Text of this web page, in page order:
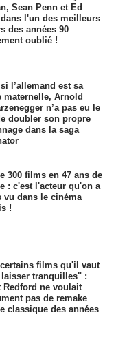
Sean Penn et Ed
l'un des meilleurs
des années 90
oublié !
si l’allemand est sa
maternelle, Arnold
n’a pas eu le
doubler son propre
dans la saga
300 films en 47 ans de
: c'est l'acteur qu'on a
vu dans le cinéma
!
films qu'il vaut
tranquilles" :
Redford ne voulait
pas de remake
classique des années